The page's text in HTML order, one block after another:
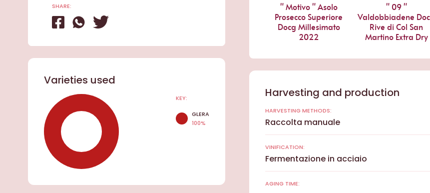
" Motivo " Asolo
Prosecco Superiore
Docg Millesimato
2022
" 09 "
Valdobbiadene
Rive di Col San
Martino Extra Dry
Harvesting and production
HARVESTING METHODS:
Raccolta manuale
VINIFICATION:
Fermentazione in acciaio
AGING TIME:
SHARE:
Varieties used
KEY:
GLERA
100%